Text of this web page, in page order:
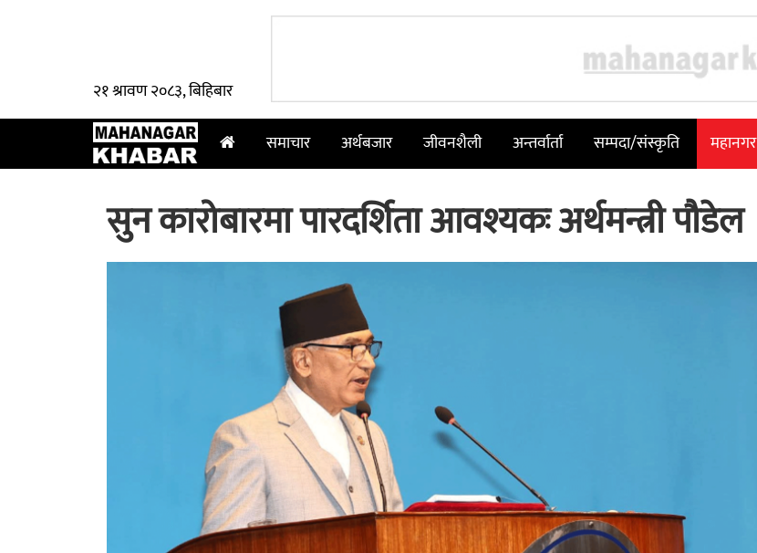
२१ श्रावण २०८३, बिहिबार
समाचार
अर्थबजार जीवनशैली अन्तर्वार्ता सम्पदा/संस्कृति महानगर
सुन कारोबारमा पारदर्शिता आवश्यकः अर्थमन्त्री पौडेल